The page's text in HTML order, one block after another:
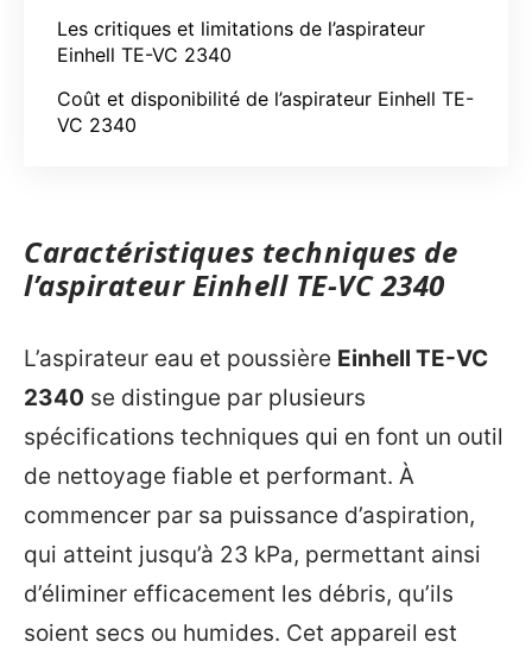
Les critiques et limitations de l’aspirateur
Einhell TE-VC 2340
Coût et disponibilité de l’aspirateur Einhell TE-
VC 2340
Caractéristiques techniques de
l’aspirateur Einhell TE-VC 2340
L’aspirateur eau et poussière Einhell TE-VC
2340 se distingue par plusieurs
spécifications techniques qui en font un outil
de nettoyage fiable et performant. À
commencer par sa puissance d’aspiration,
qui atteint jusqu’à 23 kPa, permettant ainsi
d’éliminer efficacement les débris, qu’ils
soient secs ou humides. Cet appareil est